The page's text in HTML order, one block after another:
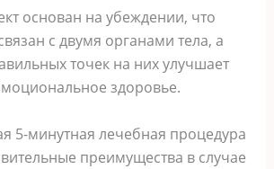
основан на убеждении, что
с двумя органами тела, а
точек на них улучшает
здоровье.
5-минутная лечебная процедура
преимущества в случае